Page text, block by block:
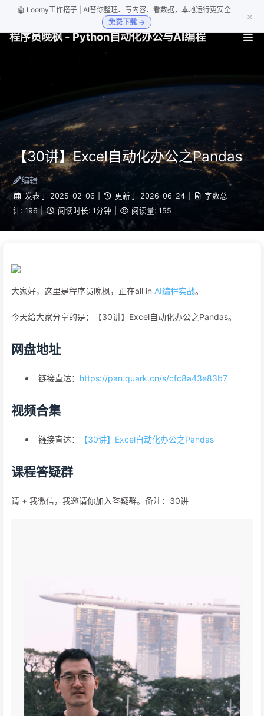
🤖 Loomy工作搭子 | AI替你整理、写内容、看数据，本地运行更安全
免费下载 →
×
程序员晚枫 - Python自动化办公与AI编程
【30讲】Excel自动化办公之Pandas
编辑
发表于 2025-02-06 更新于 2026-06-24
字数总
计: 196 | 阅读时长: 1分钟 阅读量: 155
大家好，这里是程序员晚枫，正在all in AI编程实战。
今天给大家分享的是：【30讲】Excel自动化办公之Pandas。
网盘地址
链接直达： https://pan.quark.cn/s/cfc8a43e83b7
视频合集
链接直达： 【30讲】Excel自动化办公之Pandas
课程答疑群
请 + 我微信，我邀请你加入答疑群。备注：30讲